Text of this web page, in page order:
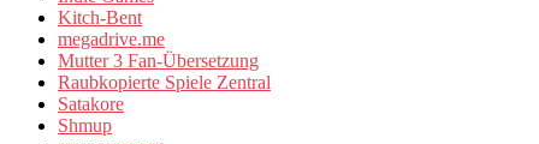
Kitch-Bent
megadrive.me
Mutter 3 Fan-Übersetzung
Raubkopierte Spiele Zentral
Satakore
Shmup